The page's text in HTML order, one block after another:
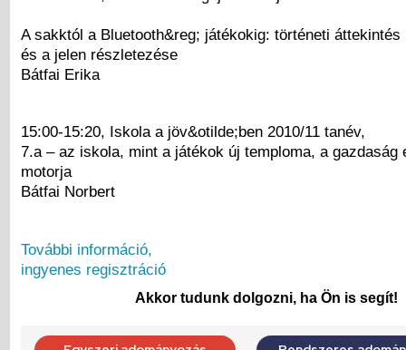
A sakktól a Bluetooth&reg; játékokig: történeti áttekintés
és a jelen részletezése
Bátfai Erika
15:00-15:20, Iskola a jöv&otilde;ben 2010/11 tanév,
7.a – az iskola, mint a játékok új temploma, a gazdaság
motorja
Bátfai Norbert
További információ,
ingyenes regisztráció
Akkor tudunk dolgozni, ha Ön is segít!